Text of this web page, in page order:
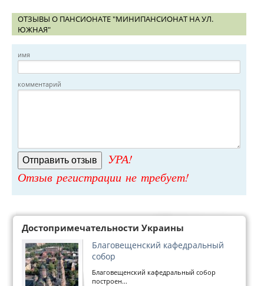
ОТЗЫВЫ О ПАНСИОНАТЕ "МИНИПАНСИОНАТ НА УЛ.
ЮЖНАЯ"
имя
комментарий
УРА!
Отзыв регистрации не требует!
Достопримечательности Украины
Благовещенский кафедральный
собор
Благовещенский кафедральный собор
построен...